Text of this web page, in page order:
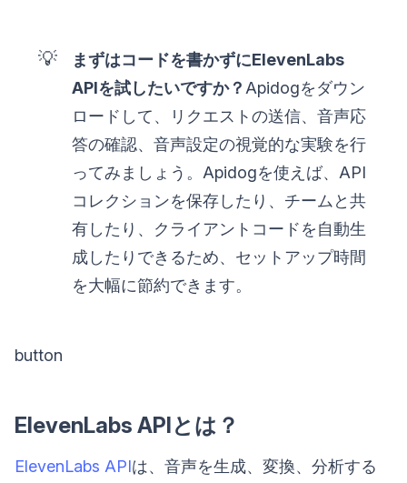
💡
まずはコードを書かずにElevenLabs
APIを試したいですか？ Apidogをダウン
ロードして、リクエストの送信、音声応
答の確認、音声設定の視覚的な実験を行
ってみましょう。Apidogを使えば、API
コレクションを保存したり、チームと共
有したり、クライアントコードを自動生
成したりできるため、セットアップ時間
を大幅に節約できます。
button
ElevenLabs APIとは？
ElevenLabs APIは、音声を生成、変換、分析する